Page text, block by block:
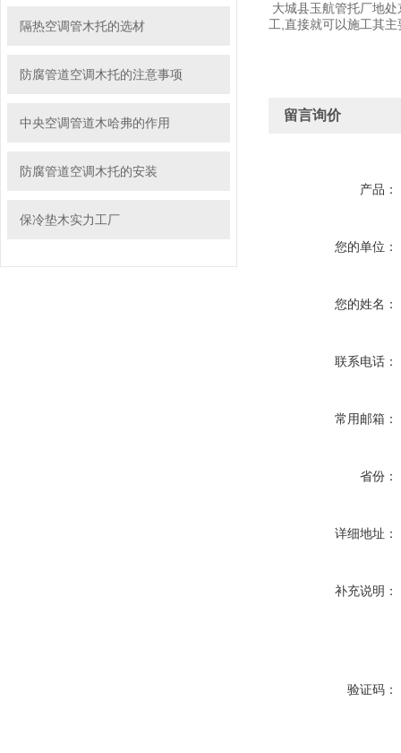
隔热空调管木托的选材
防腐管道空调木托的注意事项
中央空调管道木哈弗的作用
防腐管道空调木托的安装
保冷垫木实力工厂
大城县玉航管托厂地
工,直接就可以施工其
留言询价
产品：
您的单位：
您的姓名：
联系电话：
常用邮箱：
省份：
详细地址：
补充说明：
验证码：